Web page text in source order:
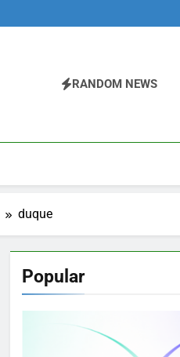
RANDOM NEWS
duque
Popular